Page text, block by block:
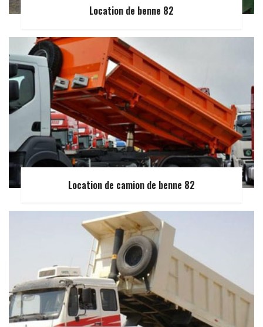
Location de benne 82
Location de camion de benne 82